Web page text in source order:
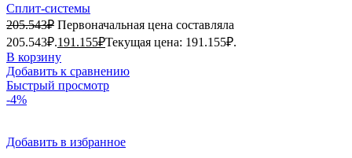
Сплит-системы
205.543₽ Первоначальная цена составляла
205.543₽.191.155₽Текущая цена: 191.155₽.
В корзину
Добавить к сравнению
Быстрый просмотр
-4%
Добавить в избранное